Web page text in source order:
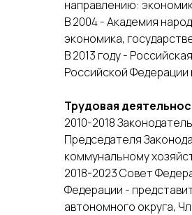
направлению:
В 2004 - Академия
экономика,
В 2013 году -
Российской
Трудовая
2010-2018
Председателя
коммунальному
2018-2023 Совет
Федерации -
автономного округа,